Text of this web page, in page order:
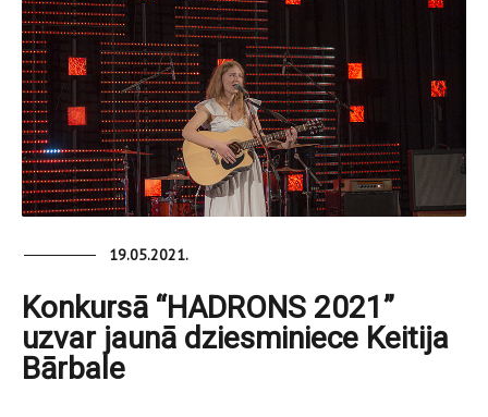
19.05.2021.
Konkursā “HADRONS 2021”
uzvar jaunā dziesminiece Keitija
Bārbale